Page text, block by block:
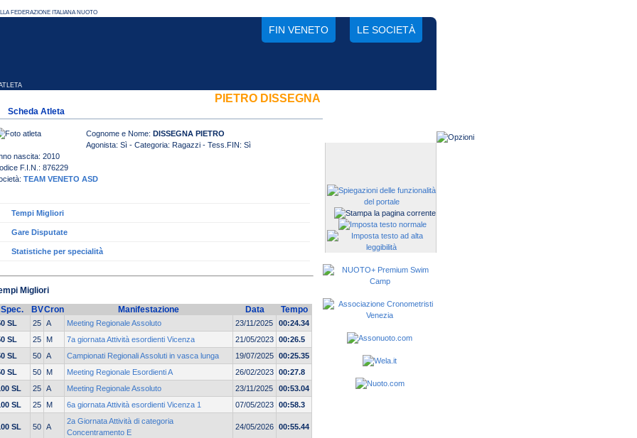
FIN VENETO LE SOCIETÀ
PIETRO DISSEGNA
Scheda Atleta
Cognome e Nome: DISSEGNA PIETRO
Agonista: Sì - Categoria: Ragazzi - Tess.FIN: Sì
nascita: 2010
F.I.N.: 876229
TEAM VENETO ASD
Tempi Migliori
Gare Disputate
Statistiche per specialità
Migliori
Spec.
BVCron Manifestazione Data Tempo
SL 25 A Meeting Regionale Assoluto 23/11/2025
00:24.34
SL
25 M 7a giornata Attività esordienti Vicenza 21/05/2023 00:26.5
SL
50 A Campionati Regionali Assoluti in vasca lunga 19/07/2025 00:25.35
SL
50 M Meeting Regionale Esordienti A 26/02/2023 00:27.8
SL
25 A Meeting Regionale Assoluto 23/11/2025
00:53.04
SL
25 M 6a giornata Attività esordienti Vicenza 1 07/05/2023 00:58.3
SL 50 A
2a Giornata Attività di categoria
Concentramento E
24/05/2026 00:55.44